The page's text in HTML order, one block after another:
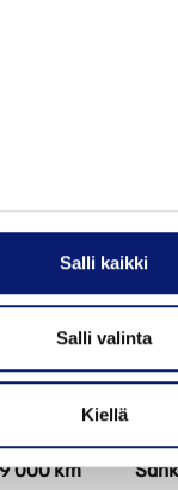
Salli kaikki
Salli valinta
Kiellä
000 km